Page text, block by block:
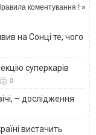
коментування ! »
на Сонці те, чого
суперкарів
0
– дослідження
вистачить